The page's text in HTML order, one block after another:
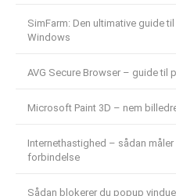
SimFarm: Den ultimative guide
Windows
AVG Secure Browser – guide til
Microsoft Paint 3D – nem
Internethastighed – sådan
forbindelse
Sådan blokerer du popup